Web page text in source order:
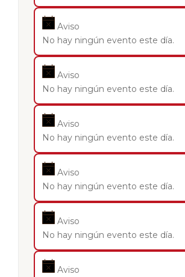
Aviso
No hay ningún evento este día.
Aviso
No hay ningún evento este día.
Aviso
No hay ningún evento este día.
Aviso
No hay ningún evento este día.
Aviso
No hay ningún evento este día.
Aviso